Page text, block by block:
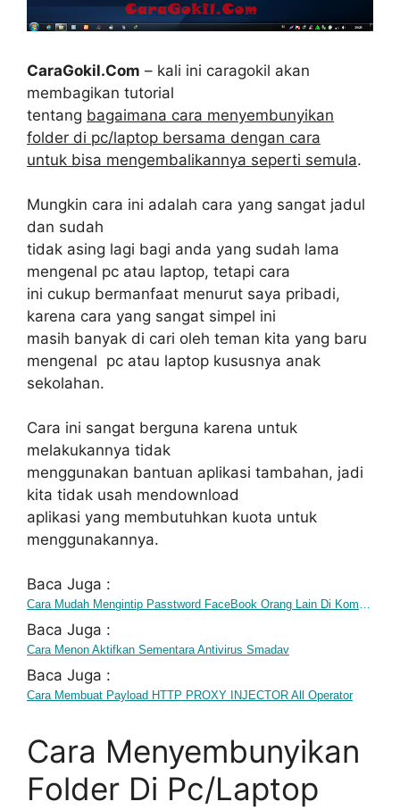
CaraGokil.Com – kali ini caragokil akan
membagikan tutorial
tentang bagaimana cara menyembunyikan
folder di pc/laptop bersama dengan cara
untuk bisa mengembalikannya seperti semula.
Mungkin cara ini adalah cara yang sangat jadul
dan sudah
tidak asing lagi bagi anda yang sudah lama
mengenal pc atau laptop, tetapi cara
ini cukup bermanfaat menurut saya pribadi,
karena cara yang sangat simpel ini
masih banyak di cari oleh teman kita yang baru
mengenal pc atau laptop kususnya anak
sekolahan.
Cara ini sangat berguna karena untuk
melakukannya tidak
menggunakan bantuan aplikasi tambahan, jadi
kita tidak usah mendownload
aplikasi yang membutuhkan kuota untuk
menggunakannya.
Baca Juga :
Cara Mudah Mengintip Passtword FaceBook Orang Lain Di Komputer
Baca Juga :
Cara Menon Aktifkan Sementara Antivirus Smadav
Baca Juga :
Cara Membuat Payload HTTP PROXY INJECTOR All Operator
Cara Menyembunyikan
Folder Di Pc/Laptop